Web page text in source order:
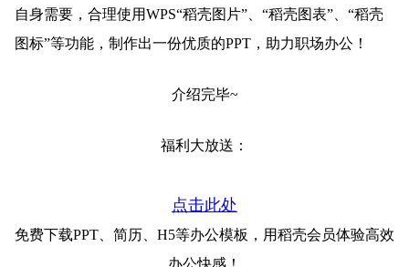
自身需要，合理使用WPS“稻壳图片”、“稻壳图表”、“稻壳
图标”等功能，制作出一份优质的PPT，助力职场办公！
介绍完毕~
福利大放送：
点击此处
免费下载PPT、简历、H5等办公模板，用稻壳会员体验高效
办公快感！